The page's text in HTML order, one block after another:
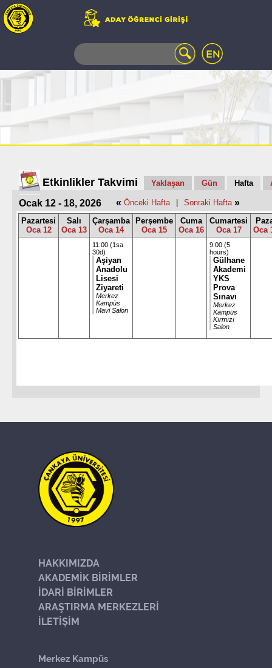
TELEFON
AÇILAN
UZAKTAN
EĞİTİM
KAMPÜSTE
YAŞAM
KÜTÜPHANE
Etkinlikler Takvimi Yaklaşan Gün Hafta
Ocak 12 - 18, 2026 « Önceki Hafta | Sonraki Hafta »
Pazartesi
Oca 12
Salı
Oca 13
Çarşamba
Oca 14
Perşembe
Oca 15
Cuma
Oca 16
Cumartesi
Oca 17
Oca
11:00 (1sa
30d)
Aşiyan
Anadolu
Lisesi
Ziyareti
Merkez
Kampüs
Mavi Salon
9:00 (5
hours)
Gülhane
Akademi
YKS
Prova
Sınavı
Merkez
Kampüs
Kırmızı
Salon
HAKKIMIZDA
AKADEMİK BİRİMLER
İDARİ BİRİMLER
ARAŞTIRMA MERKEZLERİ
İLETİŞİM
Merkez Kampüs